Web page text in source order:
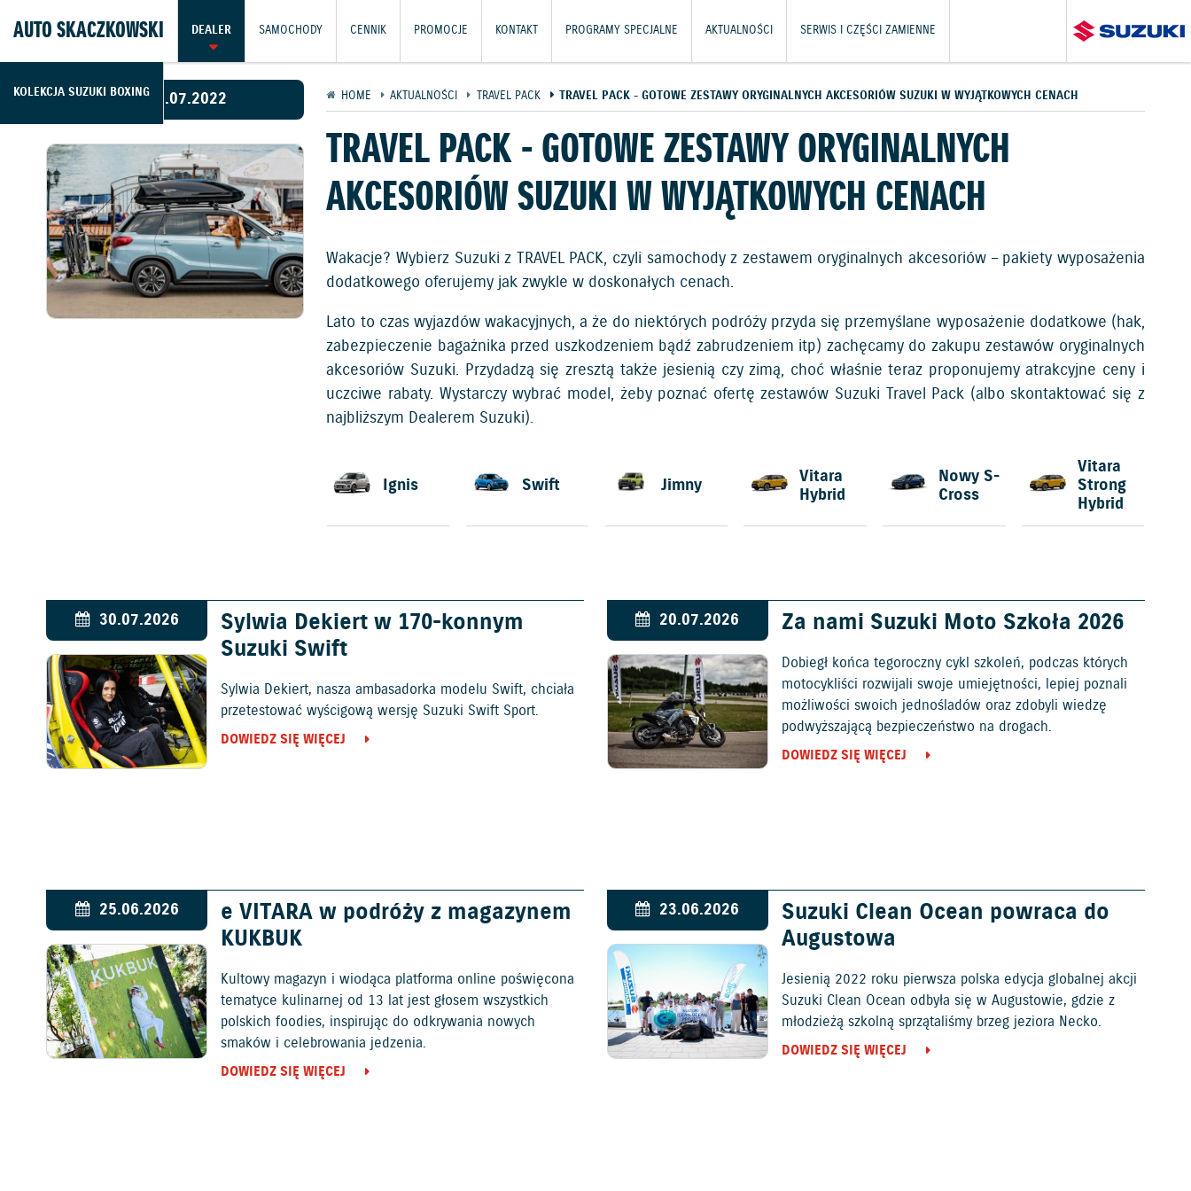
AUTO SKACZKOWSKI DEALER SAMOCHODY CENNIK PROMOCJE KONTAKT PROGRAMY SPECJALNE AKTUALNOŚCI SERWIS I CZĘŚCI ZAMIENNE
KOLEKCJA SUZUKI BOXING05.07.2022 HOME AKTUALNOŚCI TRAVEL PACK TRAVEL PACK - GOTOWE ZESTAWY ORYGINALNYCH AKCESORIÓW SUZUKI W WYJĄTKOWYCH CENACH
TRAVEL PACK - GOTOWE ZESTAWY ORYGINALNYCH
AKCESORIÓW SUZUKI W WYJĄTKOWYCH CENACH
Wakacje? Wybierz Suzuki z TRAVEL PACK, czyli samochody z zestawem oryginalnych akcesoriów – pakiety wyposażenia
dodatkowego oferujemy jak zwykle w doskonałych cenach.
Lato to czas wyjazdów wakacyjnych, a że do niektórych podróży przyda się przemyślane wyposażenie dodatkowe (hak,
zabezpieczenie bagażnika przed uszkodzeniem bądź zabrudzeniem itp) zachęcamy do zakupu zestawów oryginalnych
akcesoriów Suzuki. Przydadzą się zresztą także jesienią czy zimą, choć właśnie teraz proponujemy atrakcyjne ceny i
uczciwe rabaty. Wystarczy wybrać model, żeby poznać ofertę zestawów Suzuki Travel Pack (albo skontaktować się z
najbliższym Dealerem Suzuki).
Ignis Swift Jimny
Vitara
Hybrid
Nowy S-
Cross
Vitara
Strong
Hybrid
30.07.2026
Sylwia Dekiert w 170-konnym
Suzuki Swift
Sylwia Dekiert, nasza ambasadorka modelu Swift, chciała
przetestować wyścigową wersję Suzuki Swift Sport.
DOWIEDZ SIĘ WIĘCEJ
20.07.2026 Za nami Suzuki Moto Szkoła 2026
Dobiegł końca tegoroczny cykl szkoleń, podczas których
motocykliści rozwijali swoje umiejętności, lepiej poznali
możliwości swoich jednośladów oraz zdobyli wiedzę
podwyższającą bezpieczeństwo na drogach.
DOWIEDZ SIĘ WIĘCEJ
25.06.2026
e VITARA w podróży z magazynem
KUKBUK
Kultowy magazyn i wiodąca platforma online poświęcona
tematyce kulinarnej od 13 lat jest głosem wszystkich
polskich foodies, inspirując do odkrywania nowych
smaków i celebrowania jedzenia.
DOWIEDZ SIĘ WIĘCEJ
23.06.2026
Suzuki Clean Ocean powraca do
Augustowa
Jesienią 2022 roku pierwsza polska edycja globalnej akcji
Suzuki Clean Ocean odbyła się w Augustowie, gdzie z
młodzieżą szkolną sprzątaliśmy brzeg jeziora Necko.
DOWIEDZ SIĘ WIĘCEJ